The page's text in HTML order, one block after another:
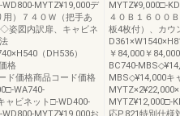
MYTZ¥19,000デ
）７４０Ｗ（把手あ
姿図内訳扉、キャビネ
（DH536）
格
ド価格商品コード価格
WA740-
ャビネット□-WD400-
MYTZ¥19,000お
MYTZ¥9,000□-
４０Ｂ１６００
板4枚付）、カウ
￥84,000￥
BC740-
MBS◇¥14,000キ
MYTZ¥12,000□-
応P.821特別仕様